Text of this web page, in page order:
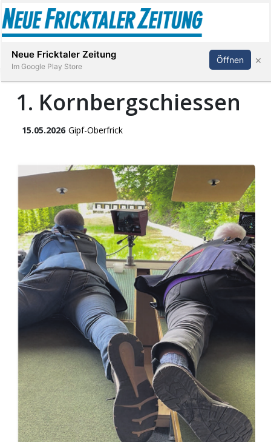
E-
Paper
App
Abonnieren Anmelden
1. Kornbergschiessen
15.05.2026 Gipf-Oberfrick
Neue Fricktaler Zeitung
Im Google Play Store
Öffnen ×